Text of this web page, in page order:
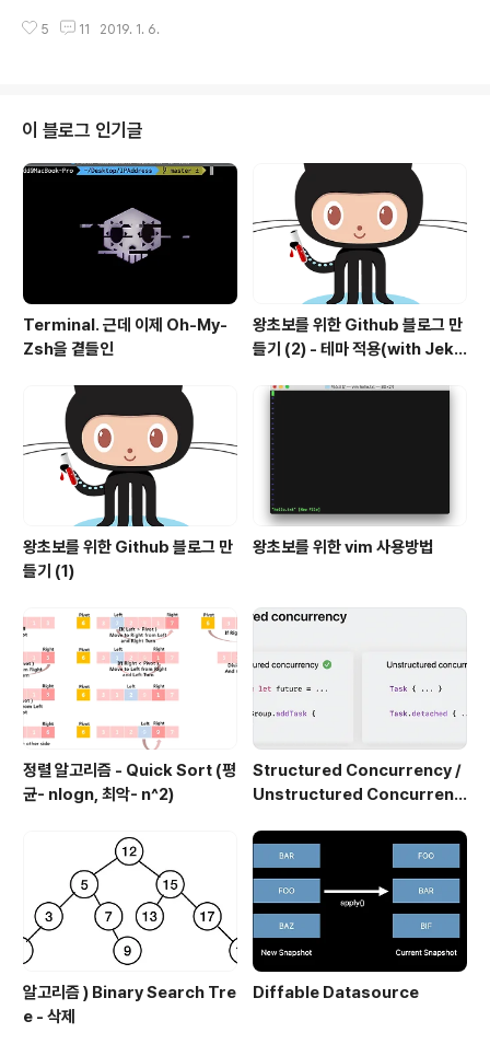
랍니다.댓글 남길때는 어떤 부분이 틀렸고 왜 틀렸는지 이
I라던가...이런 컴파일러(?)라고 해야하나 암튼 둘다 컴파일
아요. 그런거라면 깔끔히 모르고 보겠는데, ABI랑 Bitcod
e는 아니거든요??그래서 일단 알아야 겠음. 뭔가 이쪽을
잘 알게 된다면 한단계 성장 할 수 있을 것 같네요. App T
hinning과 Bitcode 네..비트..코드...네...비트.....비트...비
5 11 2019. 1. 6.
이 블로그 인기글
Terminal. 근데 이제 Oh-My-
Zsh을 곁들인
왕초보를 위한 Github 블로그 만
들기 (2) - 테마 적용(with Jekyl
왕초보를 위한 Github 블로그 만
들기 (1)
왕초보를 위한 vim 사용방법
정렬 알고리즘 - Quick Sort (평
균- nlogn, 최악- n^2)
Structured Concurrency /
Unstructured Concurrenc
알고리즘 ) Binary Search Tre
e - 삭제
Diffable Datasource